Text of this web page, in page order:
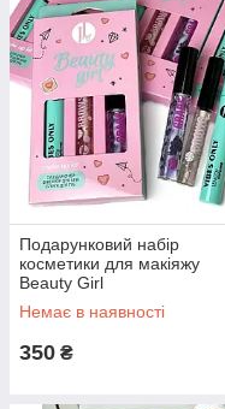
Подарунковий набір
косметики для макіяжу
Beauty Girl
Немає в наявності
350 ₴